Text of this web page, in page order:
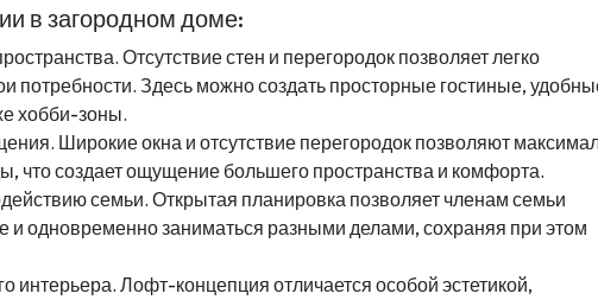
в загородном доме:
Отсутствие стен и перегородок позволяет легко
потребности. Здесь можно создать просторные гостиные,
хобби-зоны.
Широкие окна и отсутствие перегородок позволяют
что создает ощущение большего пространства и комфорта.
семьи. Открытая планировка позволяет членам семьи
и одновременно заниматься разными делами, сохраняя при этом
интерьера. Лофт-концепция отличается особой эстетикой,